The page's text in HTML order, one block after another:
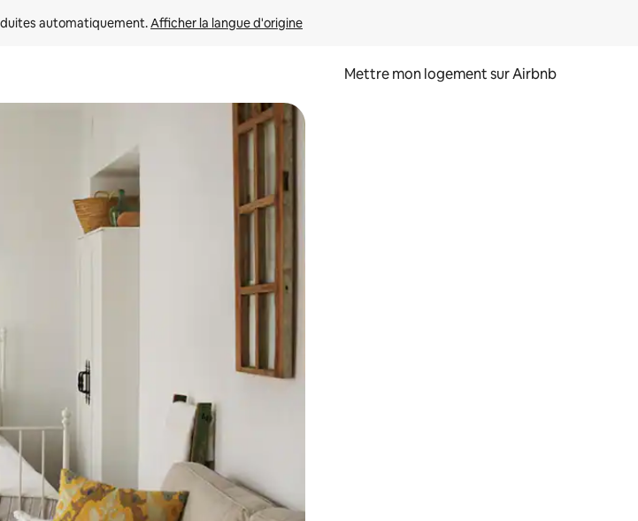
automatiquement. Afficher la langue d'origine
Mettre mon logement sur Airbnb
les parcourir ou en appuyant et en faisant glisser.